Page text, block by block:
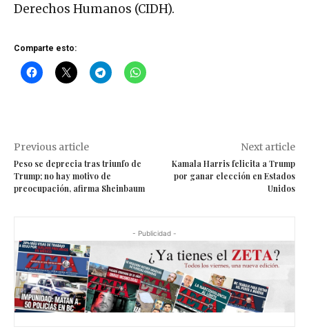
Derechos Humanos (CIDH).
Comparte esto:
Previous article
Peso se deprecia tras triunfo de
Trump; no hay motivo de
preocupación, afirma Sheinbaum
Next article
Kamala Harris felicita a Trump
por ganar elección en Estados
Unidos
- Publicidad -